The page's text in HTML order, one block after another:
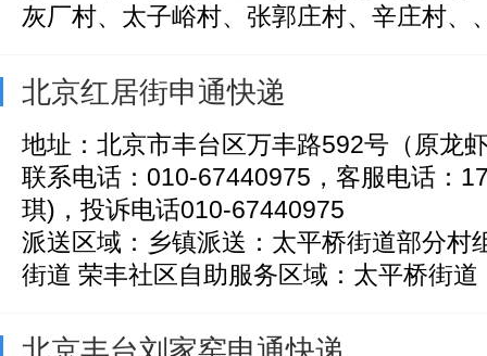
灰厂村、太子峪村、张郭庄村、辛庄村、
北京红居街申通快递
地址：北京市丰台区万丰路592号（原龙
联系电话：010-67440975，客服电话：
琪)，投诉电话010-67440975
派送区域：乡镇派送：太平桥街道部分村
街道 荣丰社区自助服务区域：太平桥街道